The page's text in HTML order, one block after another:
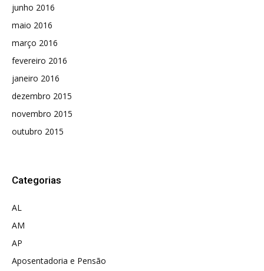
junho 2016
maio 2016
março 2016
fevereiro 2016
janeiro 2016
dezembro 2015
novembro 2015
outubro 2015
Categorias
AL
AM
AP
Aposentadoria e Pensão